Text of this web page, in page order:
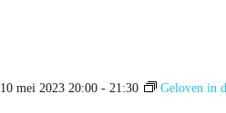
10 mei 2023 20:00- 21:30 Geloven in